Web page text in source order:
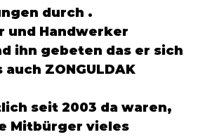
durch .
und Handwerker
ihn gebeten das er sich
auch ZONGULDAK
seit 2003 da waren,
Mitbürger vieles